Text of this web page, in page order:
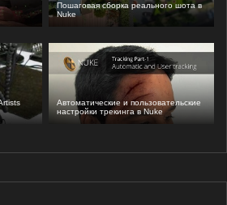
Пошаговая сборка реального шота в
Nuke
Автоматические и пользовательские
настройки трекинга в Nuke